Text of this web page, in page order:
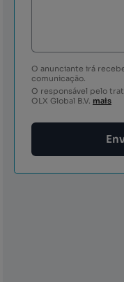
O anunciante irá
comunicação.
O responsável pelo
OLX Global B.V. mais